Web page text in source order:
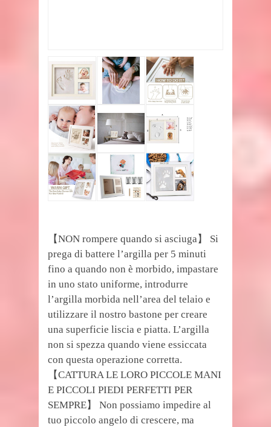
【NON rompere quando si asciuga】 Si
prega di battere l’argilla per 5 minuti
fino a quando non è morbido, impastare
in uno stato uniforme, introdurre
l’argilla morbida nell’area del telaio e
utilizzare il nostro bastone per creare
una superficie liscia e piatta. L’argilla
non si spezza quando viene essiccata
con questa operazione corretta.
【CATTURA LE LORO PICCOLE MANI
E PICCOLI PIEDI PERFETTI PER
SEMPRE】 Non possiamo impedire al
tuo piccolo angelo di crescere, ma